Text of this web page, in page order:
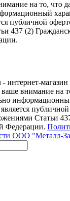
на то, что
публичной
437 (2)
интернет-
внимание на
Статьи
Федерации.
ООО "Металл-